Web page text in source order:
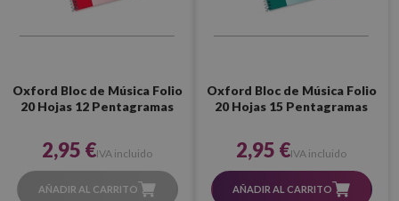
Oxford Bloc de Música Folio
20 Hojas 12 Pentagramas
2,95 €IVA incluido
AÑADIR AL CARRITO
Oxford Bloc de Música Folio
20 Hojas 15 Pentagramas
2,95 €IVA incluido
AÑADIR AL CARRITO